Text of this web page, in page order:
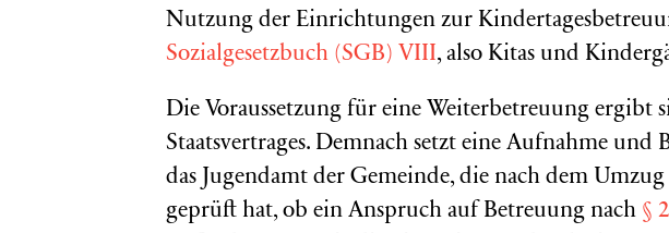
Nutzung der Einrichtungen zur
Sozialgesetzbuch (SGB) VIII, also Kitas und
Die Voraussetzung für eine Weiterbetreuung ergibt
Staatsvertrages. Demnach setzt eine Aufnahme und
das Jugendamt der Gemeinde, die nach dem
geprüft hat, ob ein Anspruch auf Betreuung nach §